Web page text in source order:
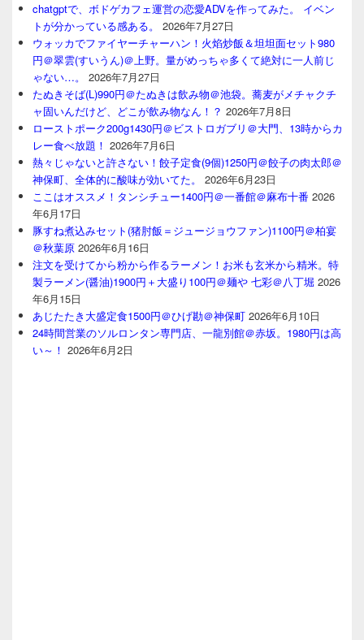
chatgptで、ボドゲカフェ運営の恋愛ADVを作ってみた。 イベン
トが分かっている感ある。
2026年7月27日
ウォッカでファイヤーチャーハン！火焰炒飯＆坦坦面セット980
円＠翠雲(すいうん)＠上野。量がめっちゃ多くて絶対に一人前じ
ゃない…。
2026年7月27日
たぬきそば(L)990円＠たぬきは飲み物＠池袋。蕎麦がメチャクチ
ャ固いんだけど、どこが飲み物なん！？ 2026年7月8日
ローストポーク200g1430円＠ビストロガブリ＠大門、13時からカ
レー食べ放題！ 2026年7月6日
熱々じゃないと許さない！餃子定食(9個)1250円＠餃子の肉太郎＠
神保町、全体的に酸味が効いてた。
2026年6月23日
ここはオススメ！タンシチュー1400円＠一番館＠麻布十番 2026
年6月17日
豚すね煮込みセット(猪肘飯＝ジュージョウファン)1100円＠柏宴
＠秋葉原 2026年6月16日
注文を受けてから粉から作るラーメン！お米も玄米から精米。特
製ラーメン(醤油)1900円＋大盛り100円＠麺や 七彩＠八丁堀 2026
年6月15日
あじたたき大盛定食1500円＠ひげ勘＠神保町 2026年6月10日
24時間営業のソルロンタン専門店、一龍別館＠赤坂。1980円は高
い～！ 2026年6月2日